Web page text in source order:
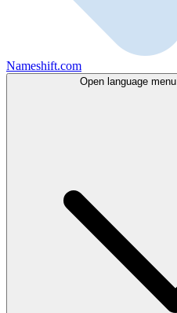
Nameshift.com
Open language menu